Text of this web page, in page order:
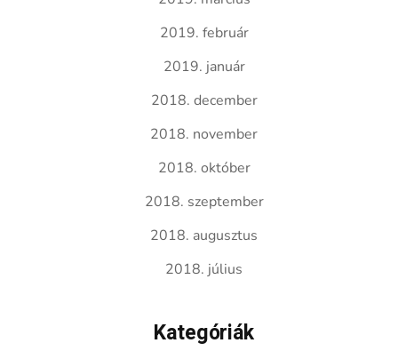
2019. február
2019. január
2018. december
2018. november
2018. október
2018. szeptember
2018. augusztus
2018. július
Kategóriák